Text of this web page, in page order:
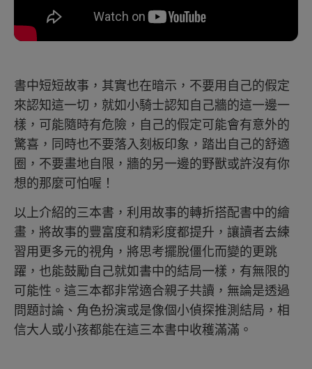
書中短短故事，其實也在暗示，不要用自己的假定
來認知這一切，就如小騎士認知自己牆的這一邊一
樣，可能隨時有危險，自己的假定可能會有意外的
驚喜，同時也不要落入刻板印象，踏出自己的舒適
圈，不要畫地自限，牆的另一邊的野獸或許沒有你
想的那麼可怕喔！
以上介紹的三本書，利用故事的轉折搭配書中的繪
畫，將故事的豐富度和精彩度都提升，讓讀者去練
習用更多元的視角，將思考擺脫僵化而變的更跳
躍，也能鼓勵自己就如書中的結局一樣，有無限的
可能性。這三本都非常適合親子共讀，無論是透過
問題討論、角色扮演或是像個小偵探推測結局，相
信大人或小孩都能在這三本書中收穫滿滿。